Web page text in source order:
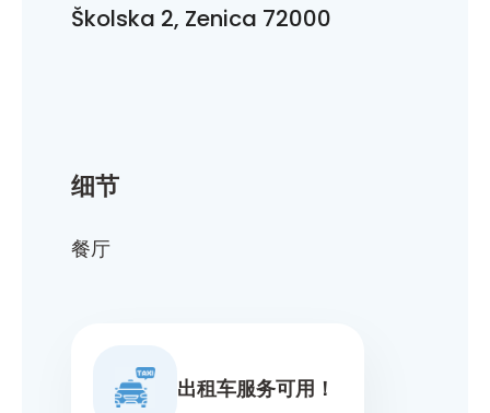
细节
餐厅
出租车服务可用！
Školska 2, Zenica 72000